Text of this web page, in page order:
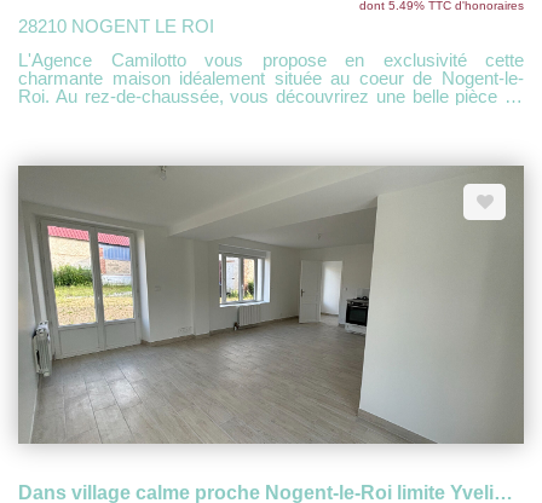
dont 5.49% TTC d'honoraires
28210 NOGENT LE ROI
L'Agence Camilotto vous propose en exclusivité cette
charmante maison idéalement située au coeur de Nogent-le-
Roi. Au rez-de-chaussée, vous découvrirez une belle pièce de
complète ce bien. L'ensemble est édifié sur un terrain de 177
Dans village calme proche Nogent-le-Roi limite Yvelines